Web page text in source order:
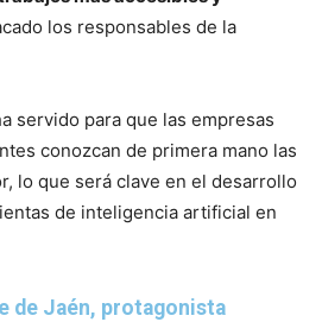
los responsables de la
servido para que las empresas
conozcan de primera mano las
lo que será clave en el desarrollo
de inteligencia artificial en
de Jaén, protagonista